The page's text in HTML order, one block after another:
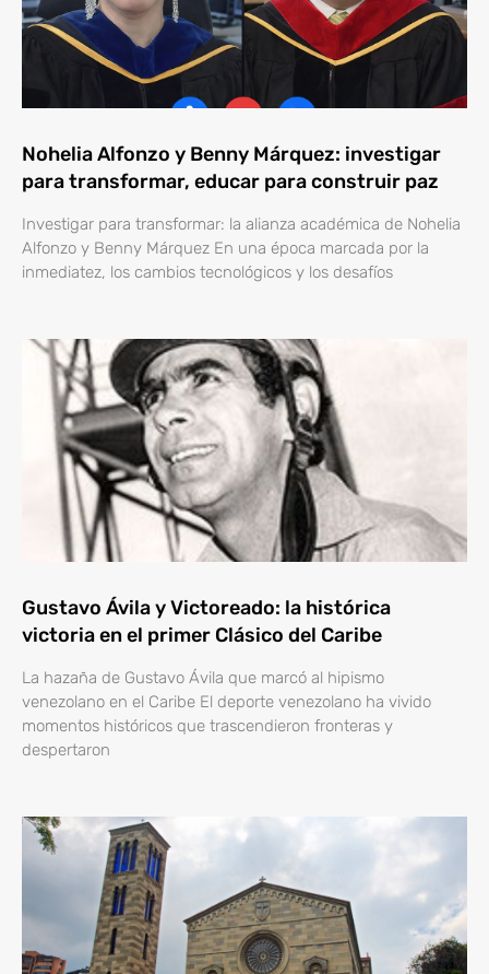
Nohelia Alfonzo y Benny Márquez: investigar
para transformar, educar para construir paz
Investigar para transformar: la alianza académica de Nohelia
Alfonzo y Benny Márquez En una época marcada por la
inmediatez, los cambios tecnológicos y los desafíos
Gustavo Ávila y Victoreado: la histórica
victoria en el primer Clásico del Caribe
La hazaña de Gustavo Ávila que marcó al hipismo
venezolano en el Caribe El deporte venezolano ha vivido
momentos históricos que trascendieron fronteras y
despertaron